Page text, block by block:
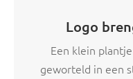
Logo
Een klein
geworteld in een